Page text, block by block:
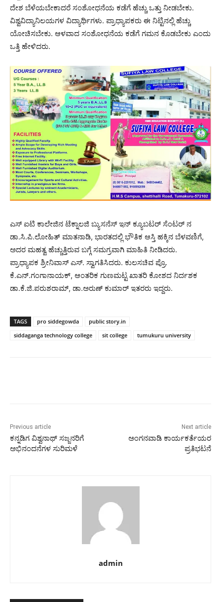
ದೇಶ ಬೆಳೆಯಬೇಕಾದರೆ ಸಂಶೋಧನೆಯ ಕಡೆಗೆ ಹೆಚ್ಚು ಒತ್ತು ನೀಡಬೇಕು.
ವಿಶ್ವವಿದ್ಯಾನಿಲಯಗಳ ವಿದ್ಯಾರ್ಥಿಗಳು. ಪ್ರಾಧ್ಯಾಪಕರು ಈ ನಿಟ್ಟಿನಲ್ಲಿ ಹೆಚ್ಚು
ಯೋಚಿಸಬೇಕು. ಆಳವಾದ ಸಂಶೋಧನೆಯ ಕಡೆಗೆ ಗಮನ ಕೊಡಬೇಕು ಎಂದು
ಒತ್ತಿ ಹೇಳಿದರು.
ಎಸ್ ಐಟಿ ಕಾಲೇಜಿನ ಟೆಕ್ನಾಲಜಿ ಬ್ಯುಸನೆಸ್ ಇನ್ ಕ್ಯೂಬಟರ್ ಸೆಂಟರ್ ನ
ಡಾ.ಸಿ.ಪಿ.ಲೋಹಿತ್ ಮಾತನಾಡಿ, ಭಾರತದಲ್ಲಿ ಭೌತಿಕ ಆಸ್ತಿ ಹಕ್ಕಿನ ಬೆಳವಣಿಗೆ,
ಅದರ ಮಹತ್ವ ಹೆಚ್ಚುತ್ತಿರುವ ಬಗ್ಗೆ ಸಮಗ್ರವಾಗಿ ಮಾಹಿತಿ ನೀಡಿದರು.
ಪ್ರಾಧ್ಯಾಪಕ ಶ್ರೀನಿವಾಸ್ ಎಸ್. ಸ್ವಾಗತಿಸಿದರು. ಕುಲಸಚಿವ ಪ್ರೊ.
ಕೆ.ಎನ್.ಗಂಗಾನಾಯಕ್, ಆಂತರಿಕ ಗುಣಮಟ್ಟ ಖಾತರಿ ಕೋಶದ ನಿರ್ದಶಕ
ಡಾ.ಕೆ.ಜಿ.ಪರುಶರಾಮ್, ಡಾ.ಅರುಣ್ ಕುಮಾರ್ ಇತರರು ಇದ್ದರು.
TAGS pro siddegowda
public story.in
siddaganga technology college
sit college tumukuru university
Previous article
ಕನ್ನಡಿಗ ವಿಶ್ವನಾಥ್‌ ಸಜ್ಜನರಿಗೆ
ಅಭಿನಂದನೆಗಳ ಸುರಿಮಳೆ
Next article
ಅಂಗನವಾಡಿ ಕಾರ್ಯಕರ್ತೆಯರ
ಪ್ರತಿಭಟನೆ
admin